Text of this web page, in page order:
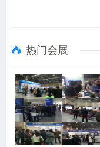
热门会展